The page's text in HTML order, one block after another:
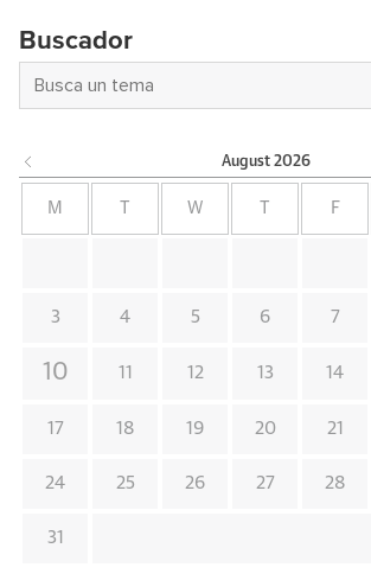
Buscador
August 2026
M W F
3 4 5 6 7
10 11 12 13 14
17 18 19 20 21
24 25 26 27 28
31